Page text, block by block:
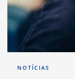
NOTÍCIAS